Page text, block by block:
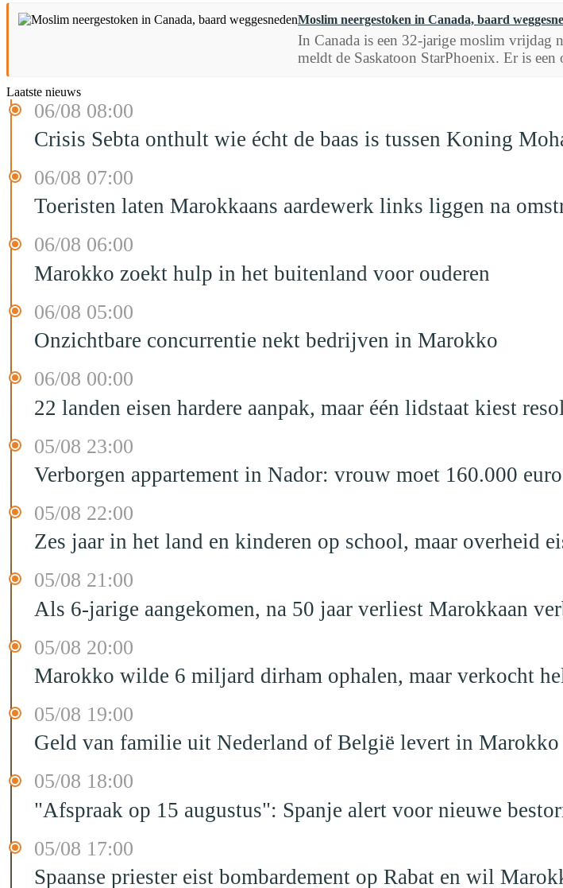
Moslim neergestoken in Canada, baard
In Canada is een 32-jarige moslim vrijdag
meldt de Saskatoon StarPhoenix. Er is een
Laatste nieuws
06/08 08:00
Crisis Sebta onthult wie écht de baas is tussen Koning
06/08 07:00
Toeristen laten Marokkaans aardewerk links liggen na
06/08 06:00
Marokko zoekt hulp in het buitenland voor ouderen
06/08 05:00
Onzichtbare concurrentie nekt bedrijven in Marokko
06/08 00:00
22 landen eisen hardere aanpak, maar één lidstaat kiest
05/08 23:00
Verborgen appartement in Nador: vrouw moet 160.000
05/08 22:00
Zes jaar in het land en kinderen op school, maar overheid
05/08 21:00
Als 6-jarige aangekomen, na 50 jaar verliest Marokkaan
05/08 20:00
Marokko wilde 6 miljard dirham ophalen, maar verkocht
05/08 19:00
Geld van familie uit Nederland of België levert in Marokko
05/08 18:00
"Afspraak op 15 augustus": Spanje alert voor nieuwe
05/08 17:00
Spaanse priester eist bombardement op Rabat en wil